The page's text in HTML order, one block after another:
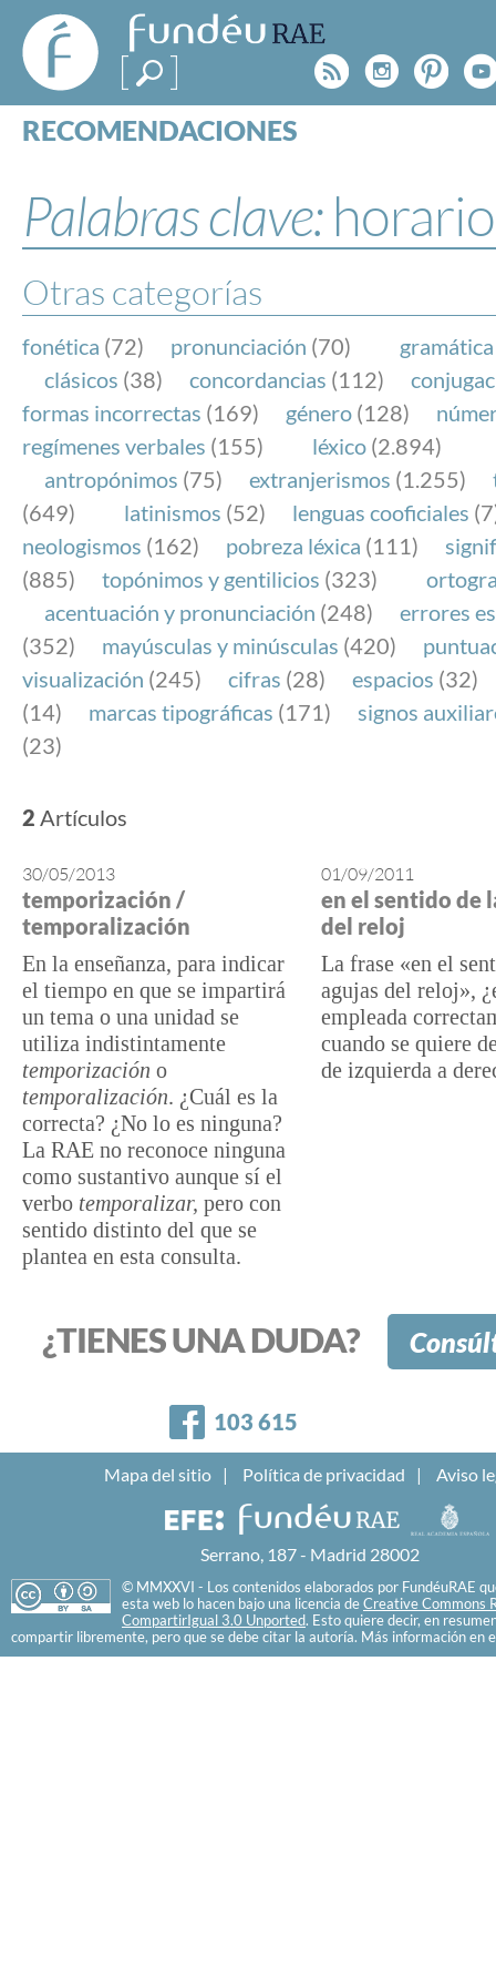
FundéuRAE
- Fundación
del Español
Urgente
Rss
RECOMENDACIONES
ESPECIALES
BLOG
NOTICIAS
SOBRE LA FUNDÉURAE
FundéuRAE es una fundación patrocinada por la
y la Real Academia Española, cuyo objetivo es
el buen uso del español en los medios de
Internet.
Palabras clave: horario
Otras categorías
fonética (72) pronunciación (70) gramática
clásicos (38) concordancias (112)
formas incorrectas (169) género (128)
regímenes verbales (155) léxico (2.894)
antropónimos (75) extranjerismos (1.255)
(649)
latinismos (52) lenguas cooficiales
neologismos (162) pobreza léxica (111)
(885)
topónimos y gentilicios (323)
acentuación y pronunciación (248)
errores
(352)
mayúsculas y minúsculas (420)
visualización (245) cifras (28) espacios (32)
(14)
marcas tipográficas (171)
signos
(23)
2 Artículos
30/05/2013
temporización /
temporalización
En la enseñanza, para indicar
el tiempo en que se impartirá
un tema o una unidad se
utiliza indistintamente
temporización o
temporalización. ¿Cuál es la
correcta? ¿No lo es ninguna?
La RAE no reconoce ninguna
como sustantivo aunque sí el
verbo temporalizar, pero con
sentido distinto del que se
plantea en esta consulta.
01/09/2011
en el sentido de
del reloj
La frase «en el
agujas del reloj»,
empleada
cuando se quiere
de izquierda a
¿TIENES UNA DUDA?
Facebook
103 615
Mapa del sitio Política de privacidad Aviso
Serrano, 187 - Madrid 28002
© MMXXVI - Los contenidos elaborados por FundéuRAE
esta web lo hacen bajo una licencia de Creative Commons
CompartirIgual 3.0 Unported. Esto quiere decir, en
compartir libremente, pero que se debe citar la autoría. Más información en